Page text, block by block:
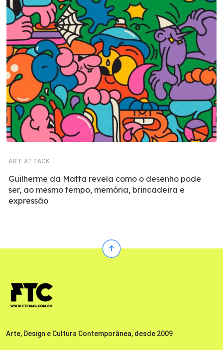
ART ATTACK
Guilherme da Matta revela como o desenho pode
ser, ao mesmo tempo, memória, brincadeira e
expressão
Arte, Design e Cultura Contemporânea, desde 2009